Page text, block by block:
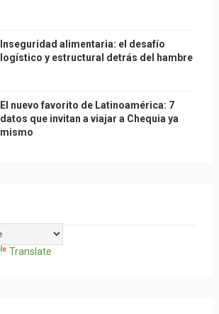
Inseguridad alimentaria: el desafío
logístico y estructural detrás del hambre
El nuevo favorito de Latinoamérica: 7
datos que invitan a viajar a Chequia ya
mismo
Translate